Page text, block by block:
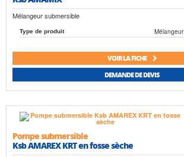
Mélangeur submersible
Type de produit Mélangeur
VOIR LA FICHE
DEMANDE DE DEVIS
Pompe submersible
Ksb AMAREX KRT en fosse sèche